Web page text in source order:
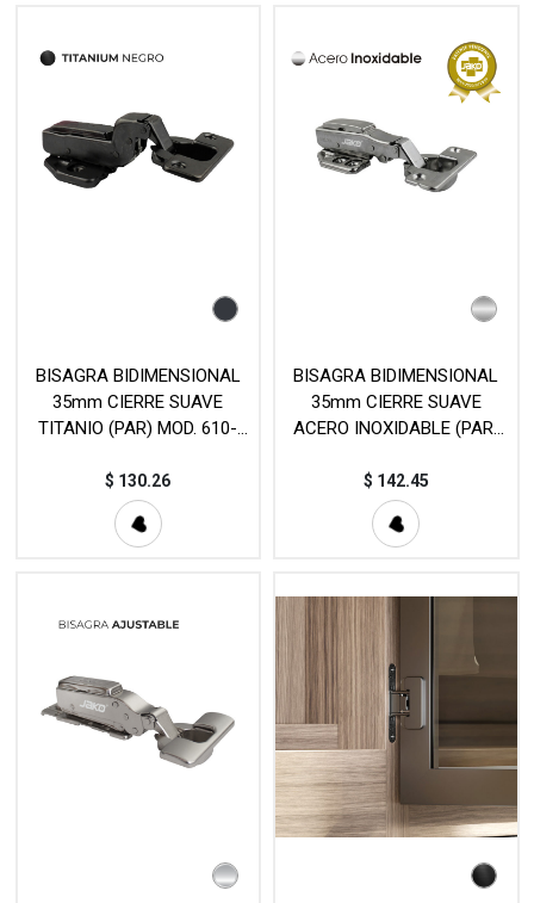
BISAGRA BIDIMENSIONAL
35mm CIERRE SUAVE
TITANIO (PAR) MOD. 610-
$ 130.26
BISAGRA BIDIMENSIONAL
35mm CIERRE SUAVE
ACERO INOXIDABLE (PAR)
$ 142.45